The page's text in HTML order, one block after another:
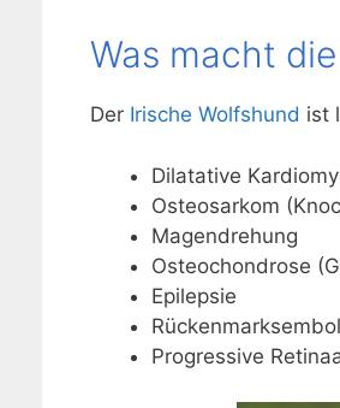
Was macht
Der Irische Wolfshund ist
Dilatative
Osteosarkom
Magendrehung
Osteochondrose
Epilepsie
Progressive